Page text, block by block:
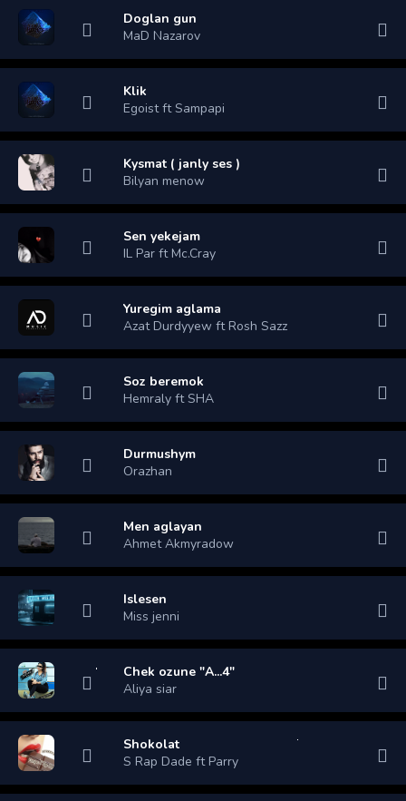
Doglan gun
MaD Nazarov
Klik
Egoist ft Sampapi
Kysmat ( janly ses )
Bilyan menow
Sen yekejam
IL Par ft Mc.Cray
Yuregim aglama
Azat Durdyyew ft Rosh Sazz
Soz beremok
Hemraly ft SHA
Durmushym
Orazhan
Men aglayan
Ahmet Akmyradow
Islesen
Miss jenni
Chek ozune "A...4"
Aliya siar
Shokolat
S Rap Dade ft Parry